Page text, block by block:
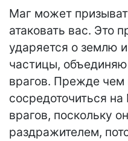
Маг может
атаковать вас. Это
ударяется о землю
частицы,
врагов. Прежде чем
сосредоточиться на
врагов, поскольку
раздражителем,